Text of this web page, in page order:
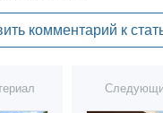
комментарий к